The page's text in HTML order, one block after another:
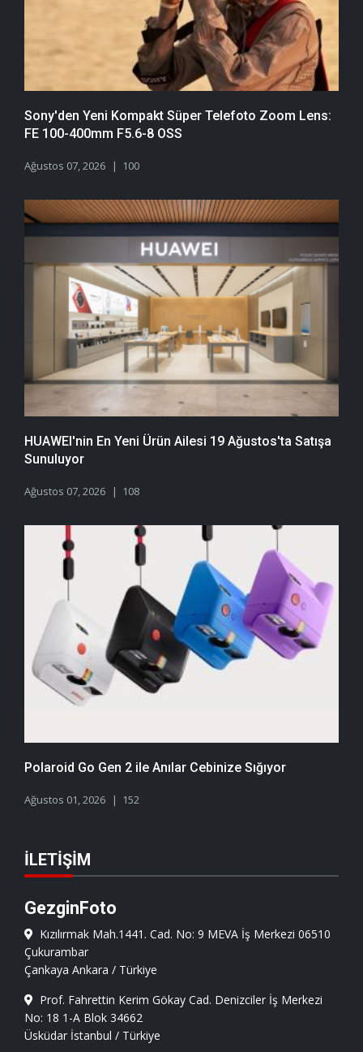
Sony'den Yeni Kompakt Süper Telefoto Zoom Lens:
FE 100-400mm F5.6-8 OSS
Ağustos 07, 2026 100
HUAWEI'nin En Yeni Ürün Ailesi 19 Ağustos'ta Satışa
Sunuluyor
Ağustos 07, 2026 108
Polaroid Go Gen 2 ile Anılar Cebinize Sığıyor
Ağustos 01, 2026 152
İLETIŞIM
GezginFoto
Kızılırmak Mah.1441. Cad. No: 9 MEVA İş Merkezi 06510
Çukurambar
Çankaya Ankara / Türkiye
Prof. Fahrettin Kerim Gökay Cad. Denizciler İş Merkezi
No: 18 1-A Blok 34662
Üsküdar İstanbul / Türkiye